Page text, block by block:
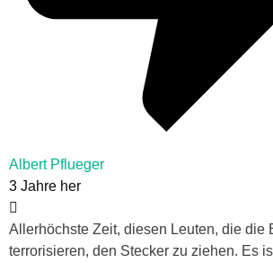
Albert Pflueger
3 Jahre her
Allerhöchste Zeit, diesen Leuten, die die
terrorisieren, den Stecker zu ziehen. Es